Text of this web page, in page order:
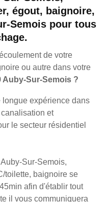
égout, baignoire,
Semois pour tous
de votre
ou autre dans votre
Auby-Sur-Semois ?
longue expérience dans
et
le secteur résidentiel
Sur-Semois,
toilette, baignoire se
afin d'établir tout
il vous communiquera